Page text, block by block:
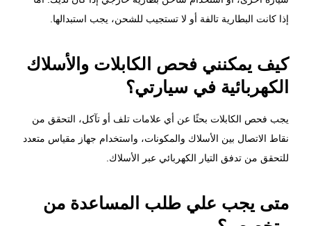
إذا كانت البطارية تالفة أو لا تستجيب للشحن، يجب استبدالها.
كيف يمكنني فحص الكابلات والأسلاك
الكهربائية في سيارتي؟
يجب فحص الكابلات بحثًا عن أي علامات تلف أو تآكل، التحقق من
نقاط الاتصال بين الأسلاك والمكونات، واستخدام جهاز مقياس متعدد
للتحقق من تدفق التيار الكهربائي عبر الأسلاك.
متى يجب علي طلب المساعدة من
متخصص؟